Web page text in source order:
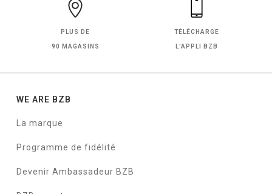
PLUS DE
90 MAGASINS
TÉLÉCHARGE
L'APPLI BZB
WE ARE BZB
La marque
Programme de fidélité
Devenir Ambassadeur BZB